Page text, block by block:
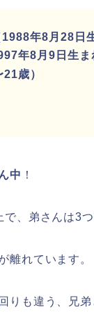
年8月28日
年8月9日生ま
歳）
中 ！
、弟さんは3つ
離れています。
りも違う、兄